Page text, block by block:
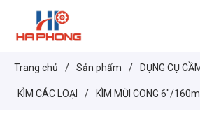
Trang chủ / Sản phẩm / DỤNG CỤ
KÌM CÁC LOẠI / KÌM MŨI CONG 6"/